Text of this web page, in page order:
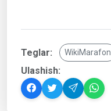
Teglar: WikiMarafon
Ulashish: